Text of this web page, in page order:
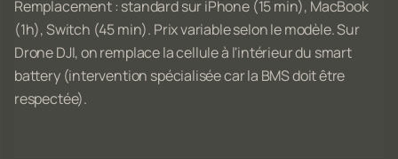
Remplacement : standard sur iPhone (15 min), MacBook
(1h), Switch (45 min). Prix variable selon le modèle. Sur
Drone DJI, on remplace la cellule à l'intérieur du smart
battery (intervention spécialisée car la BMS doit être
respectée).